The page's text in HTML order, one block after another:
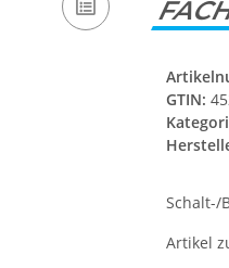
GTIN:
Schalt-/
Artikel